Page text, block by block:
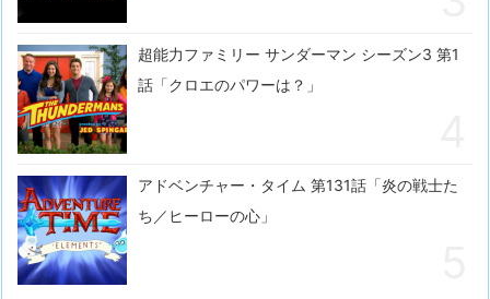
超能力ファミリー サンダーマン シーズン3 第1
話「クロエのパワーは？」
アドベンチャー・タイム 第131話「炎の戦士た
ち／ヒーローの心」